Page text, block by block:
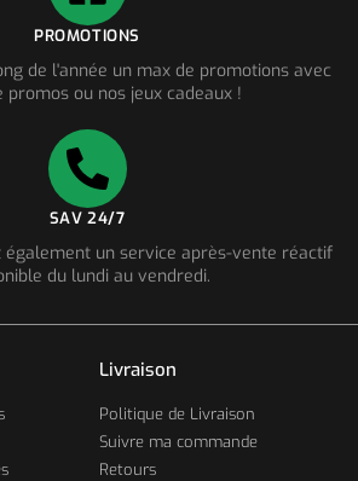
PROMOTIONS
de l'année un max de promotions avec
promos ou nos jeux cadeaux !
SAV 24/7
également un service après-vente réactif
du lundi au vendredi.
Livraison
Politique de Livraison
Suivre ma commande
Retours